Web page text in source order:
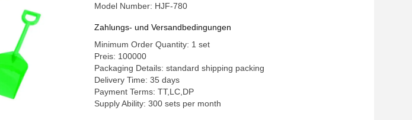
Model Number: HJF-780
Zahlungs- und Versandbedingungen
Minimum Order Quantity: 1 set
Preis: 100000
Packaging Details: standard shipping packing
Delivery Time: 35 days
Payment Terms: TT,LC,DP
Supply Ability: 300 sets per month